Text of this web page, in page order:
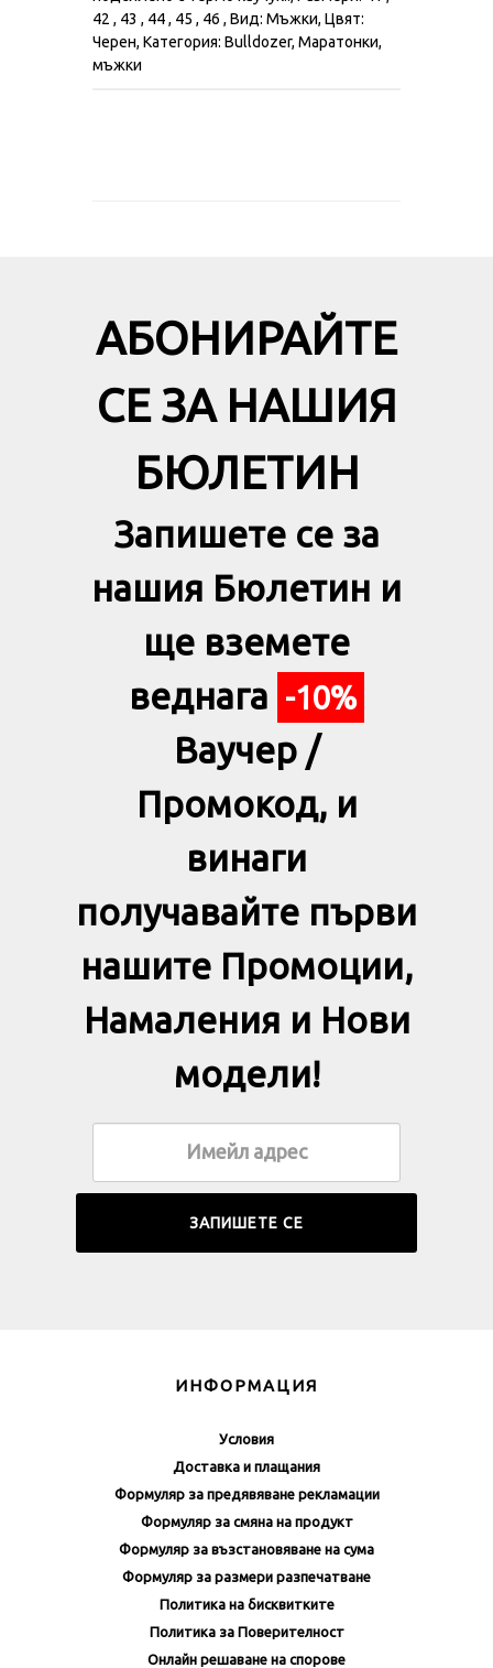
42 , 43 , 44 , 45 , 46 , Вид: Мъжки, Цвят:
Черен, Категория: Bulldozer, Маратонки,
мъжки
АБОНИРАЙТЕ
СЕ ЗА НАШИЯ
БЮЛЕТИН
Запишете се за
нашия Бюлетин и
ще вземете
веднага -10%
Ваучер /
Промокод, и
винаги
получавайте първи
нашите Промоции,
Намаления и Нови
модели!
ИНФОРМАЦИЯ
Условия
Доставка и плащания
Формуляр за предявяване рекламации
Формуляр за смяна на продукт
Формуляр за възстановяване на сума
Формуляр за размери разпечатване
Политика на бисквитките
Политика за Поверителност
Онлайн решаване на спорове